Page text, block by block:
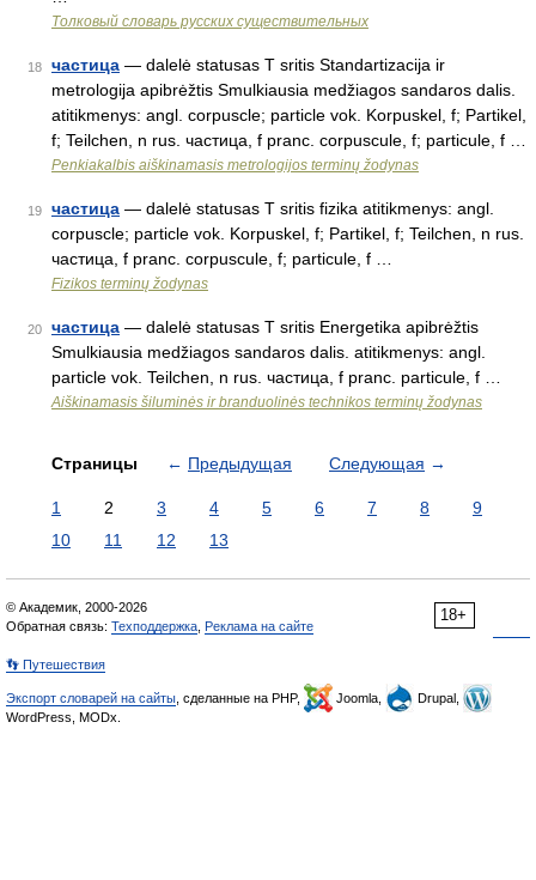
Толковый словарь русских существительных
18 частица — dalelė statusas T sritis Standartizacija ir
metrologija apibrėžtis Smulkiausia medžiagos sandaros dalis.
atitikmenys: angl. corpuscle; particle vok. Korpuskel, f; Partikel,
f; Teilchen, n rus. частица, f pranc. corpuscule, f; particule, f …
Penkiakalbis aiškinamasis metrologijos terminų žodynas
19 частица — dalelė statusas T sritis fizika atitikmenys: angl.
corpuscle; particle vok. Korpuskel, f; Partikel, f; Teilchen, n rus.
частица, f pranc. corpuscule, f; particule, f …
Fizikos terminų žodynas
20 частица — dalelė statusas T sritis Energetika apibrėžtis
Smulkiausia medžiagos sandaros dalis. atitikmenys: angl.
particle vok. Teilchen, n rus. частица, f pranc. particule, f …
Aiškinamasis šiluminės ir branduolinės technikos terminų žodynas
Страницы ← Предыдущая Следующая →
1 2 3 4 5 6 7 8
9
10
11 12 13
18+
© Академик, 2000-2026
Обратная связь: Техподдержка Реклама на сайте
👣 Путешествия
Экспорт словарей на сайты , сделанные на PHP, Joomla,
Drupal,
WordPress, MODx.